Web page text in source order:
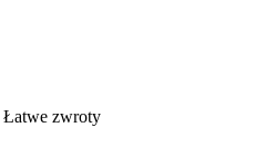
Łatwe zwroty